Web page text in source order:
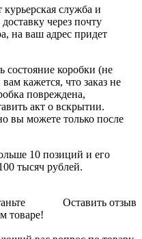
служба и
через почту
на ваш адрес придет
состояние коробки (не
кажется, что заказ не
повреждена,
акт о вскрытии.
вы можете только после
10 позиций и его
тысяч рублей.
Оставить отзыв
товаре!